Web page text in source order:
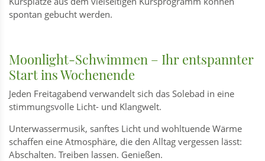
spontan gebucht werden.
Moonlight-Schwimmen – Ihr entspannter
Start ins Wochenende
Jeden Freitagabend verwandelt sich das Solebad in eine
stimmungsvolle Licht- und Klangwelt.
Unterwassermusik, sanftes Licht und wohltuende Wärme
schaffen eine Atmosphäre, die den Alltag vergessen lässt:
Abschalten. Treiben lassen. Genießen.